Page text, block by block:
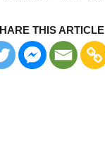
THIS ARTICLE